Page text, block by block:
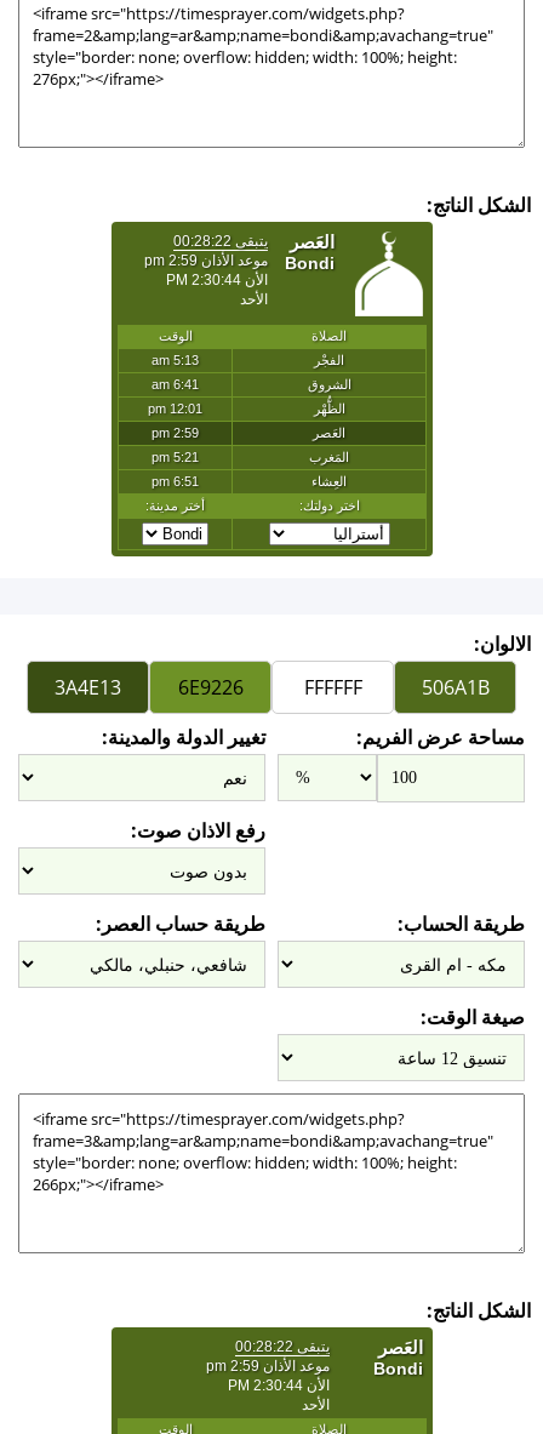
الشكل الناتج:
الالوان:
مساحة عرض الفريم: تغيير الدولة والمدينة:
رفع الاذان صوت:
طريقة الحساب: طريقة حساب العصر:
صيغة الوقت:
الشكل الناتج: